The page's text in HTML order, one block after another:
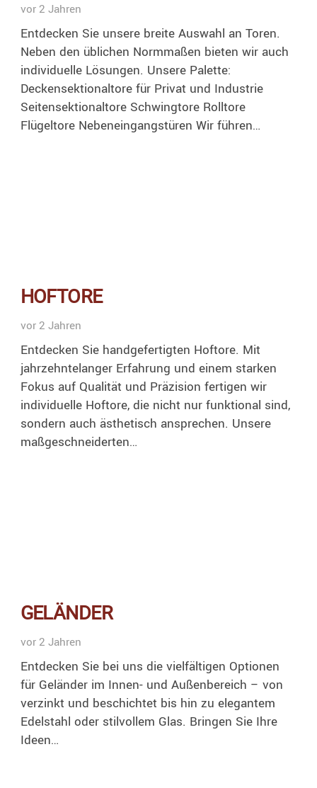
vor 2 Jahren
Entdecken Sie unsere breite Auswahl an Toren.
Neben den üblichen Normmaßen bieten wir auch
individuelle Lösungen. Unsere Palette:
Deckensektionaltore für Privat und Industrie
Seitensektionaltore Schwingtore Rolltore
Flügeltore Nebeneingangstüren Wir führen…
HOFTORE
vor 2 Jahren
Entdecken Sie handgefertigten Hoftore. Mit
jahrzehntelanger Erfahrung und einem starken
Fokus auf Qualität und Präzision fertigen wir
individuelle Hoftore, die nicht nur funktional sind,
sondern auch ästhetisch ansprechen. Unsere
maßgeschneiderten…
GELÄNDER
vor 2 Jahren
Entdecken Sie bei uns die vielfältigen Optionen
für Geländer im Innen- und Außenbereich – von
verzinkt und beschichtet bis hin zu elegantem
Edelstahl oder stilvollem Glas. Bringen Sie Ihre
Ideen…